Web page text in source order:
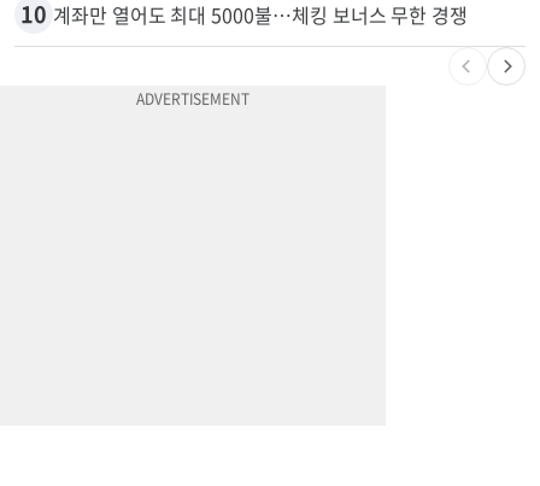
9 부에나파크 한인타운에 281유닛 주거단지 들어선다
계좌만 열어도 최대 5000불…체킹 보너스 무한 경쟁